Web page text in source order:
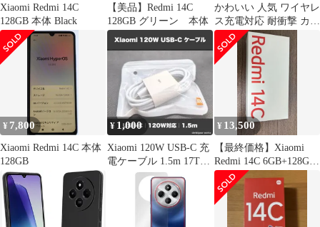
Xiaomi Redmi 14C
128GB 本体 Black
【美品】Redmi 14C
128GB グリーン 本体
かわいい 人気 ワイヤレ
ス充電対応 耐衝撃 カバ
ー スマホケース 首かけ
14C 肩掛け 14C TPU シ
ャオミ 薄型 ショルダー
軽量 クリア ストラップ
付き ケース 取り外し可
能 Redmi 長さ調整可能
（透明）
¥ 7,800
Xiaomi Redmi 14C 本体
128GB
¥ 1,000
Xiaomi 120W USB-C 充
電ケーブル 1.5m 17T
Pro対応
¥ 13,500
【最終価格】Xiaomi
Redmi 14C 6GB+128GB
グローバル版